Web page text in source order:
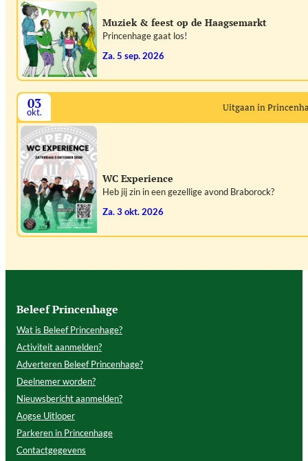
Muziek & feest op de Haagsemarkt
Princenhage gaat los!
za. 5 sep. 2026
03
okt. Uitgaan in
WC Experience
Heb jij zin in een gezellige avond Braborock?
za. 3 okt. 2026
Beleef Princenhage
Wat is Beleef Princenhage?
Activiteit aanmelden?
Adverteren Beleef Princenhage?
Deelnemer worden?
Nieuwsbericht aanmelden?
Aogse Uitloper
Parkeren in Princenhage
Contactgegevens